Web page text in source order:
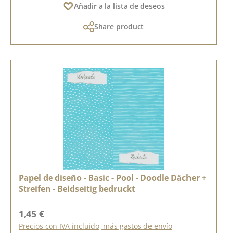
Añadir a la lista de deseos
Share product
Papel de diseño - Basic - Pool - Doodle Dächer +
Streifen - Beidseitig bedruckt
Precio normal:
1,45 €
Precios con IVA incluido, más gastos de envío